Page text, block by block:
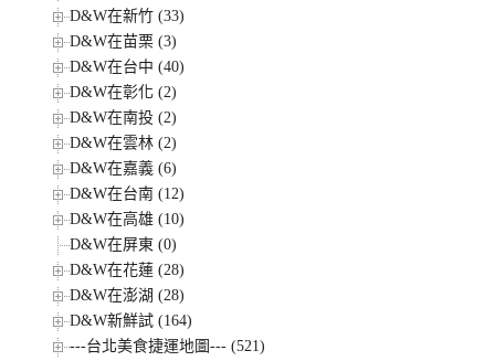
D&W在新竹 (33)
D&W在苗栗 (3)
D&W在台中 (40)
D&W在彰化 (2)
D&W在南投 (2)
D&W在雲林 (2)
D&W在嘉義 (6)
D&W在台南 (12)
D&W在高雄 (10)
D&W在屏東 (0)
D&W在花蓮 (28)
D&W在澎湖 (28)
D&W新鮮試 (164)
---台北美食捷運地圖--- (521)